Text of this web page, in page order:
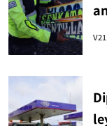
V21